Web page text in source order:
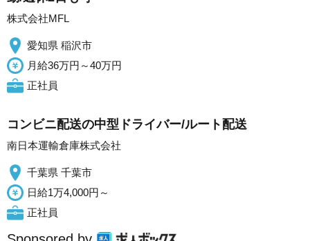
株式会社MFL
愛知県 稲沢市
月給36万円～40万円
正社員
コンビニ配送の中型ドライバー/ルート配送
南日本運輸倉庫株式会社
千葉県 千葉市
日給1万4,000円～
正社員